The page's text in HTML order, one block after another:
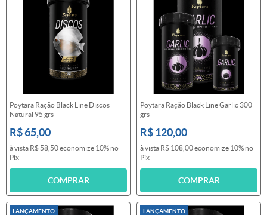
Poytara Ração Black Line Discos
Natural 95 grs
R$ 65,00
à vista R$ 58,50economize 10% no
Pix
COMPRAR
Poytara Ração Black Line Garlic 300
grs
R$ 120,00
à vista R$ 108,00economize 10% no
Pix
COMPRAR
LANÇAMENTO LANÇAMENTO